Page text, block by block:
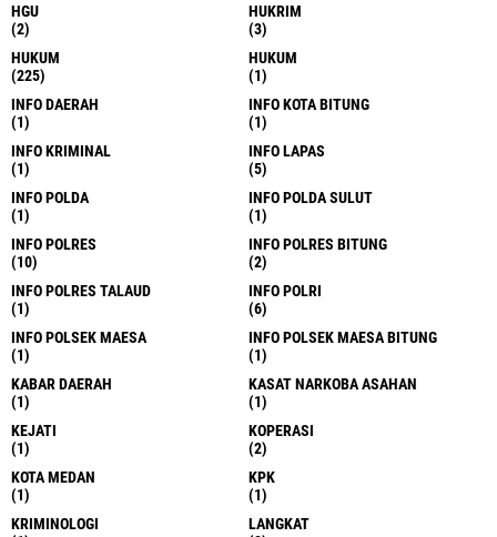
HGU
(2)
HUKRIM
(3)
HUKUM
(225)
HUKUM
(1)
INFO DAERAH
(1)
INFO KOTA BITUNG
(1)
INFO KRIMINAL
(1)
INFO LAPAS
(5)
INFO POLDA
(1)
INFO POLDA SULUT
(1)
INFO POLRES
(10)
INFO POLRES BITUNG
(2)
INFO POLRES TALAUD
(1)
INFO POLRI
(6)
INFO POLSEK MAESA
(1)
INFO POLSEK MAESA BITUNG
(1)
KABAR DAERAH
(1)
KASAT NARKOBA ASAHAN
(1)
KEJATI
(1)
KOPERASI
(2)
KOTA MEDAN
(1)
KPK
(1)
KRIMINOLOGI
LANGKAT